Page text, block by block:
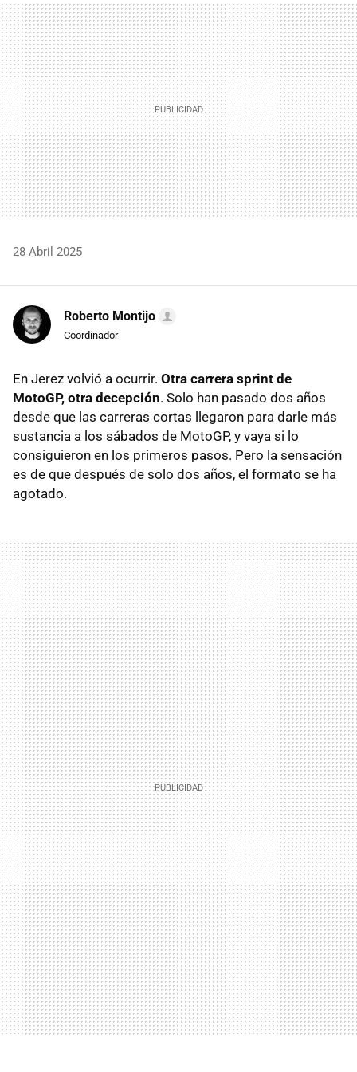
MAIL
28 Abril 2025
Roberto Montijo
Coordinador
En Jerez volvió a ocurrir. Otra carrera sprint de
MotoGP, otra decepción. Solo han pasado dos años
desde que las carreras cortas llegaron para darle más
sustancia a los sábados de MotoGP, y vaya si lo
consiguieron en los primeros pasos. Pero la sensación
es de que después de solo dos años, el formato se ha
agotado.